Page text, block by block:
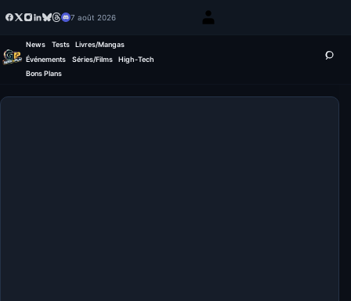
7 août 2026
News Tests
Livres/Mangas
Événements
Séries/Films
High-Tech
Bons Plans